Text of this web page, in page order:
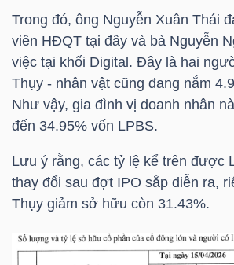
Trong đó, ông Nguyễn Xuân Thái
viên HĐQT tại đây và bà Nguyễn
việc tại khối Digital. Đây là hai
Thụy - nhân vật cũng đang nắm
Như vậy, gia đình vị doanh nhân
đến 34.95% vốn LPBS.
Lưu ý rằng, các tỷ lệ kể trên được
thay đổi sau đợt IPO sắp diễn ra,
Thụy giảm sở hữu còn 31.43%.
VĨ
NGÀNH